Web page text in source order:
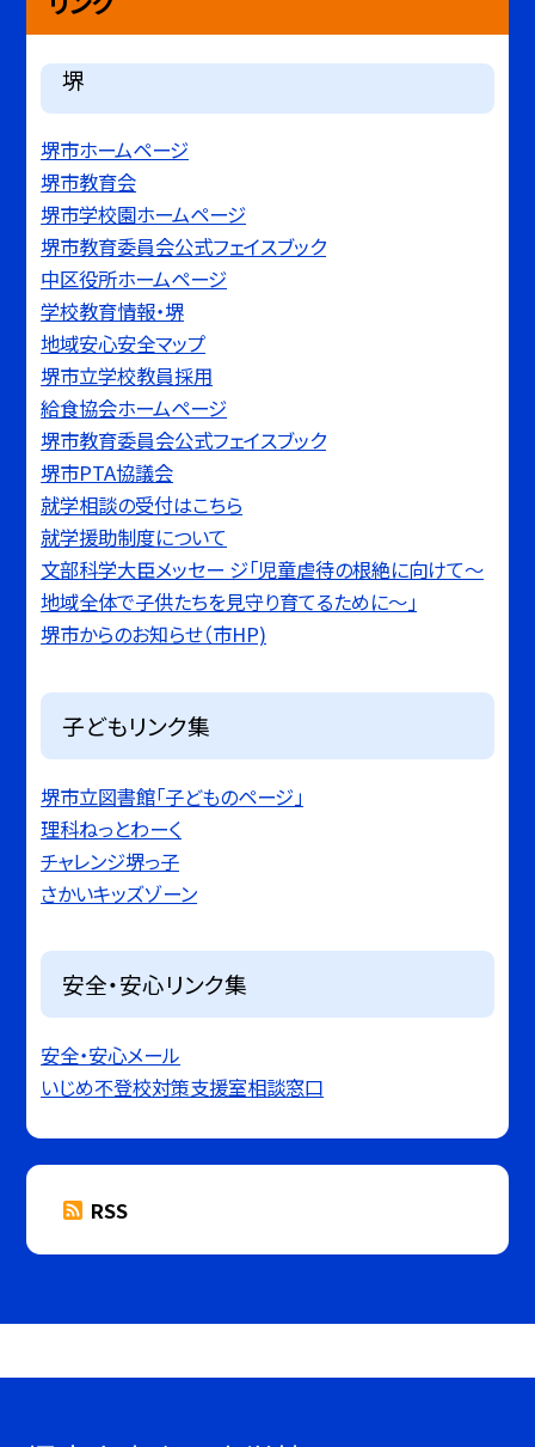
堺
堺市ホームページ
堺市教育会
堺市学校園ホームページ
堺市教育委員会公式フェイスブック
中区役所ホームページ
学校教育情報・堺
地域安心安全マップ
堺市立学校教員採用
給食協会ホームページ
堺市教育委員会公式フェイスブック
堺市PTA協議会
就学相談の受付はこちら
就学援助制度について
文部科学大臣メッセー ジ「児童虐待の根絶に向けて〜
地域全体で子供たちを見守り育てるために〜」
堺市からのお知らせ（市HP)
子どもリンク集
堺市立図書館「子どものページ」
理科ねっとわーく
チャレンジ堺っ子
さかいキッズゾーン
安全・安心リンク集
安全・安心メール
いじめ不登校対策支援室相談窓口
RSS